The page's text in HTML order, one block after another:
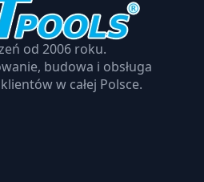
od 2006 roku.
budowa i obsługa
w całej Polsce.